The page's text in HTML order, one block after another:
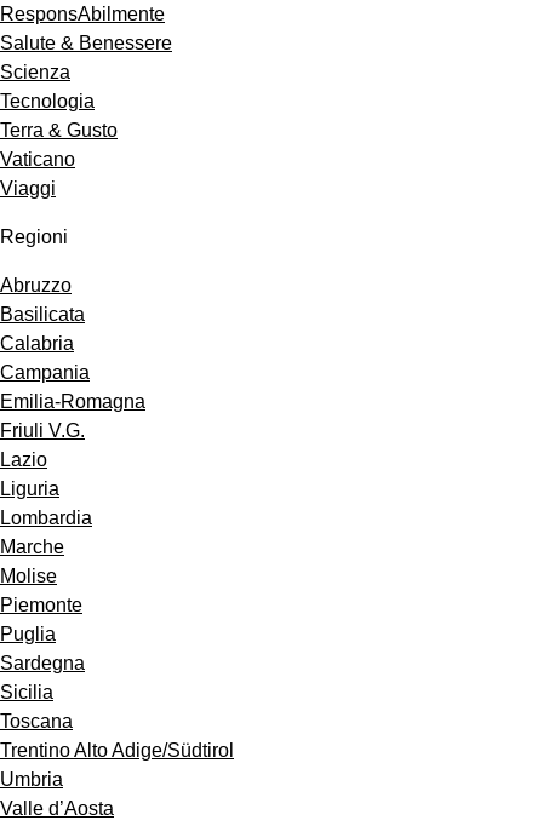
ResponsAbilmente
Salute & Benessere
Scienza
Tecnologia
Terra & Gusto
Vaticano
Viaggi
Regioni
Abruzzo
Basilicata
Calabria
Campania
Emilia-Romagna
Friuli V.G.
Lazio
Liguria
Lombardia
Marche
Molise
Piemonte
Puglia
Sardegna
Sicilia
Toscana
Trentino Alto Adige/Südtirol
Umbria
Valle d’Aosta